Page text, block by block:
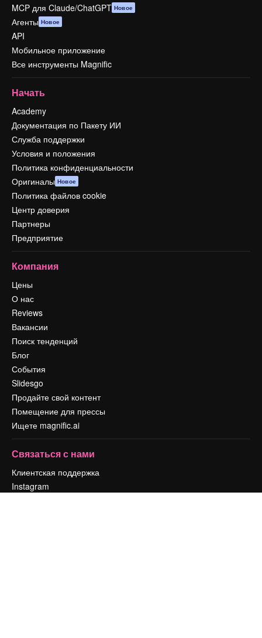
MCP для Claude/ChatGPT Новое
Агенты Новое
API
Мобильное приложение
Все инструменты Magnific
Начать
Academy
Документация по Пакету ИИ
Служба поддержки
Условия и положения
Политика конфиденциальности
Оригиналы Новое
Политика файлов cookie
Центр доверия
Партнеры
Предприятие
Компания
Цены
О нас
Reviews
Вакансии
Поиск тенденций
Блог
События
Slidesgo
Продайте свой контент
Помещение для прессы
Ищете magnific.ai
Связаться с нами
Клиентская поддержка
Instagram